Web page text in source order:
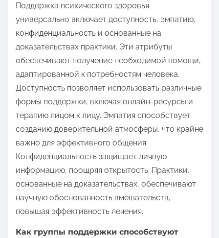
Поддержка психического здоровья
универсально включает доступность, эмпатию,
конфиденциальность и основанные на
доказательствах практики. Эти атрибуты
обеспечивают получение необходимой помощи,
адаптированной к потребностям человека.
Доступность позволяет использовать различные
формы поддержки, включая онлайн-ресурсы и
терапию лицом к лицу. Эмпатия способствует
созданию доверительной атмосферы, что крайне
важно для эффективного общения.
Конфиденциальность защищает личную
информацию, поощряя открытость. Практики,
основанные на доказательствах, обеспечивают
научную обоснованность вмешательств,
повышая эффективность лечения.
Как группы поддержки способствуют